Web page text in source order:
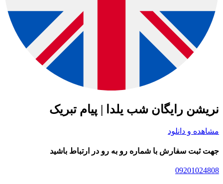
نریشن رایگان شب یلدا | پیام تبریک
مشاهده و دانلود
جهت ثبت سفارش با شماره رو به رو در ارتباط باشید
09201024808